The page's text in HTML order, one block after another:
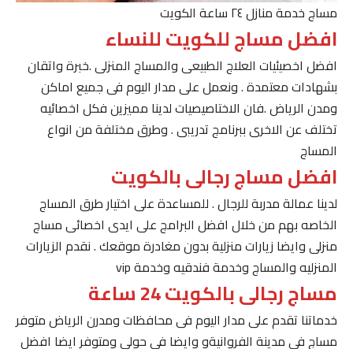
مساج خدمة منازل ٢٤ ساعة الكويت
افضل مساج للكويت للنساء
افضل اخصيئيات العلاج الطبيعى والمساج المنزلى .خبرة واتقان
بشهادات معتمدة . ونعمل على مدار اليوم فى جميع اماكن
ومدن الرياض .فان الاختاصيصيات لدينا مميزين فكل اخصائيه
تختلف عن الاخرى ببرنامج تدريبى . وطرق مختلفة من انواع
المساج
افضل مساج رجالى بالكويت
لدينا عمالة مدربة للرجال . للمساعدة على اختيار طرق المساج
الخاصه بهم من خلال افضل البرامج على ايدى اخصائى مساج
منزلى وايضا زيارات منزلية بدون مغادرة موقعك . نقدم الزيارات
المنزليه والمساج وخدمة فندقيه وخدمة vip
مساج رجالى بالكويت 24 ساعة
خدماتنا تقدم على مدار اليوم فى محافظات ومدرن الرياض متوفر
مساج فى مدينة الفروانيةو وايضا فى حولى ومتوفر ايضا افضل